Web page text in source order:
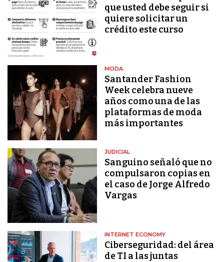
que usted debe seguir si
quiere solicitar un
crédito este curso
MODA
Santander Fashion
Week celebra nueve
años como una de las
plataformas de moda
más importantes
JUDICIAL
Sanguino señaló que no
compulsaron copias en
el caso de Jorge Alfredo
Vargas
INTERNET ECONOMY
Ciberseguridad: del área
de TI a las juntas